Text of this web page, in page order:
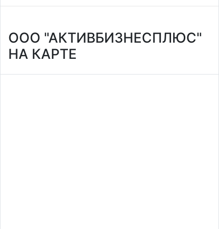
ООО "АКТИВБИЗНЕСПЛЮС"
НА КАРТЕ